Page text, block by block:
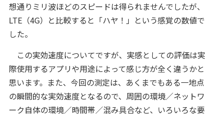
想通りミリ波ほどのスピードは得られませんでしたが、
LTE（4G）と比較すると「ハヤ！」という感覚の数値で
した。
この実効速度についてですが、実感としての評価は実
際使用するアプリや用途によって感じ方が全く違うかと
思います。また、今回の測定は、あくまでもある一地点
の瞬間的な実効速度となるので、周囲の環境／ネットワ
ーク自体の環境／時間帯／混み具合など、いろいろな要